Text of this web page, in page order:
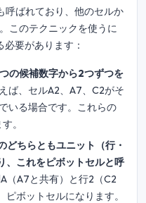
呼ばれており、他のセルか
このテクニックを使うに
要があります：
の候補数字から2つずつを
ば、セルA2、A7、C2がそ
いる場合です。これらの
。
どちらともユニット（行・
、これをピボットセルと呼
（A7と共有）と行2（C2
ボットセルになります。